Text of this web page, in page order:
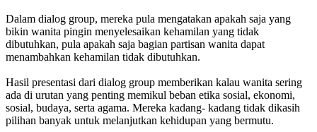
Dalam dialog group, mereka pula mengatakan apakah saja yang
bikin wanita pingin menyelesaikan kehamilan yang tidak
dibutuhkan, pula apakah saja bagian partisan wanita dapat
menambahkan kehamilan tidak dibutuhkan.
Hasil presentasi dari dialog group memberikan kalau wanita sering
ada di urutan yang penting memikul beban etika sosial, ekonomi,
sosial, budaya, serta agama. Mereka kadang- kadang tidak dikasih
pilihan banyak untuk melanjutkan kehidupan yang bermutu.